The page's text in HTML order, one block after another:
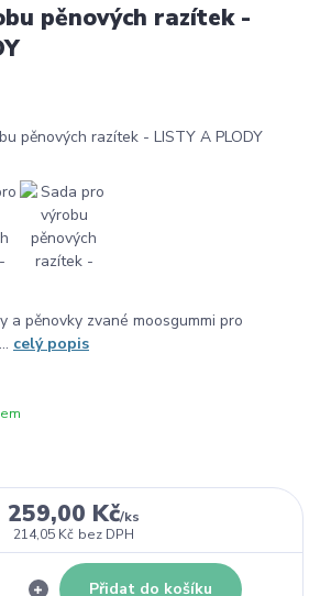
pěnových razítek -
a pěnovky zvané moosgummi pro
celý popis
259,00 Kč/ks
214,05 Kč bez DPH
Přidat do košíku